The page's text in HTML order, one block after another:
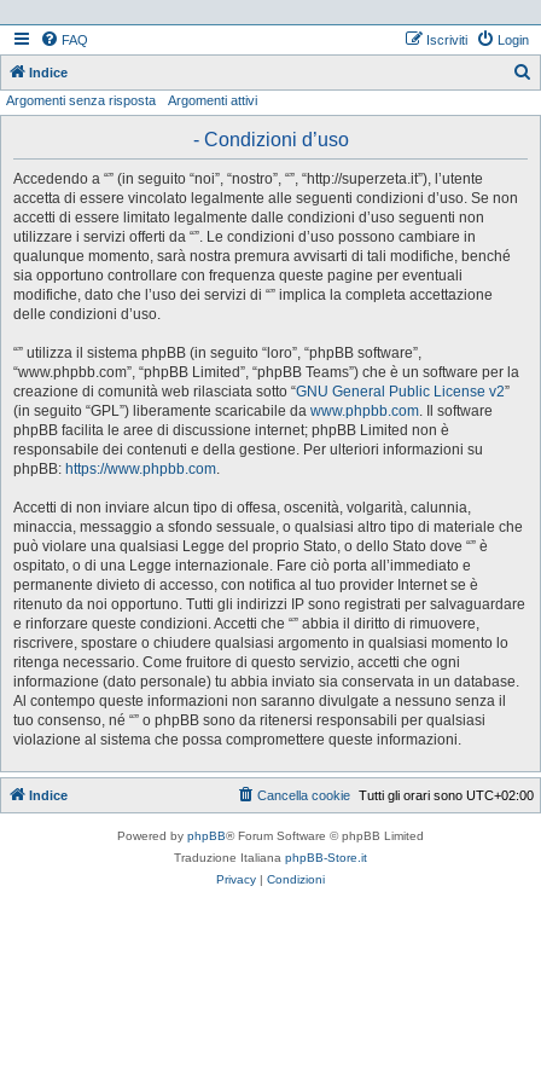
FAQ Login
Iscriviti
Indice
Argomenti senza risposta Argomenti attivi
- Condizioni d’uso
Accedendo a “” (in seguito “noi”, “nostro”, “”, “http://superzeta.it”), l’utente
accetta di essere vincolato legalmente alle seguenti condizioni d’uso. Se non
accetti di essere limitato legalmente dalle condizioni d’uso seguenti non
utilizzare i servizi offerti da “”. Le condizioni d’uso possono cambiare in
qualunque momento, sarà nostra premura avvisarti di tali modifiche, benché
sia opportuno controllare con frequenza queste pagine per eventuali
modifiche, dato che l’uso dei servizi di “” implica la completa accettazione
delle condizioni d’uso.
“” utilizza il sistema phpBB (in seguito “loro”, “phpBB software”,
“www.phpbb.com”, “phpBB Limited”, “phpBB Teams”) che è un software per la
creazione di comunità web rilasciata sotto “GNU General Public License v2”
(in seguito “GPL”) liberamente scaricabile da www.phpbb.com. Il software
phpBB facilita le aree di discussione internet; phpBB Limited non è
responsabile dei contenuti e della gestione. Per ulteriori informazioni su
phpBB: https://www.phpbb.com.
Accetti di non inviare alcun tipo di offesa, oscenità, volgarità, calunnia,
minaccia, messaggio a sfondo sessuale, o qualsiasi altro tipo di materiale che
può violare una qualsiasi Legge del proprio Stato, o dello Stato dove “” è
ospitato, o di una Legge internazionale. Fare ciò porta all’immediato e
permanente divieto di accesso, con notifica al tuo provider Internet se è
ritenuto da noi opportuno. Tutti gli indirizzi IP sono registrati per salvaguardare
e rinforzare queste condizioni. Accetti che “” abbia il diritto di rimuovere,
riscrivere, spostare o chiudere qualsiasi argomento in qualsiasi momento lo
ritenga necessario. Come fruitore di questo servizio, accetti che ogni
informazione (dato personale) tu abbia inviato sia conservata in un database.
Al contempo queste informazioni non saranno divulgate a nessuno senza il
tuo consenso, né “” o phpBB sono da ritenersi responsabili per qualsiasi
violazione al sistema che possa compromettere queste informazioni.
Indice Tutti gli orari sono UTC+02:00
Cancella cookie
Powered by phpBB® Forum Software © phpBB Limited
Traduzione Italiana phpBB-Store.it
Privacy | Condizioni